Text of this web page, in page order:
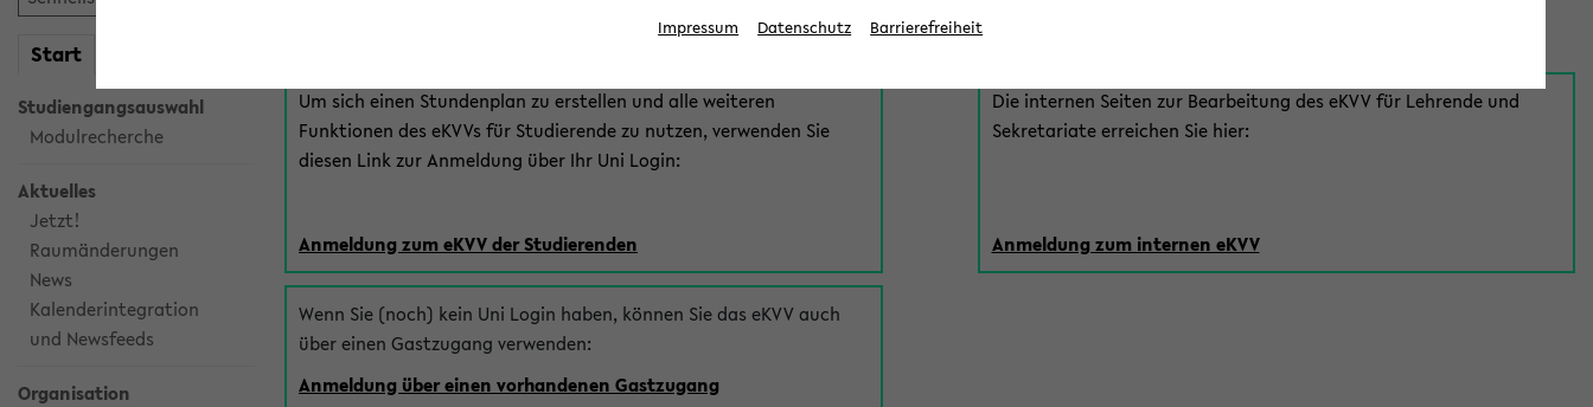
Start
Studiengangsauswahl
Modulrecherche
Aktuelles
Jetzt!
Raumänderungen
News
Kalenderintegration
und Newsfeeds
Organisation
Um sich einen Stundenplan zu erstellen und alle weiteren
Funktionen des eKVVs für Studierende zu nutzen, verwenden Sie
diesen Link zur Anmeldung über Ihr Uni Login:
Anmeldung zum eKVV der Studierenden
Wenn Sie (noch) kein Uni Login haben, können Sie das eKVV auch
über einen Gastzugang verwenden:
Anmeldung über einen vorhandenen Gastzugang
eKVV für Mitarbeiter*innen
Die internen Seiten zur Bearbeitung des eKVV für Lehrende und
Sekretariate erreichen Sie hier:
Anmeldung zum internen eKVV
Impressum Datenschutz Barrierefreiheit